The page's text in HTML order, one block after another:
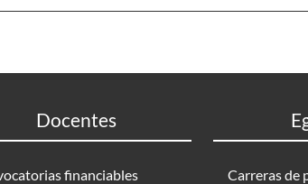
Docentes
financiables
Carreras de